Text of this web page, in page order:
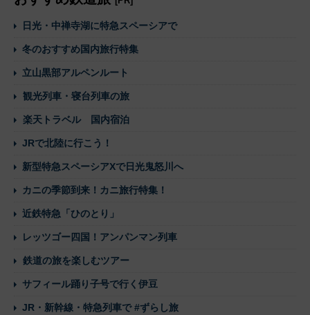
日光・中禅寺湖に特急スペーシアで
冬のおすすめ国内旅行特集
立山黒部アルペンルート
観光列車・寝台列車の旅
楽天トラベル 国内宿泊
JRで北陸に行こう！
新型特急スペーシアXで日光鬼怒川へ
カニの季節到来！カニ旅行特集！
近鉄特急「ひのとり」
レッツゴー四国！アンパンマン列車
鉄道の旅を楽しむツアー
サフィール踊り子号で行く伊豆
JR・新幹線・特急列車で #ずらし旅